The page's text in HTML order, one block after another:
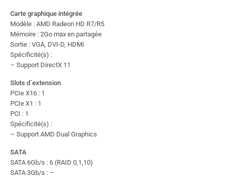
Carte graphique intégrée
Modèle : AMD Radeon HD R7/R5
Mémoire : 2Go max en partagée
Sortie : VGA, DVI-D, HDMI
Spécificité(s) :
– Support DirectX 11
Slots d´extension
PCIe X16 : 1
PCIe X1 : 1
PCI : 1
Spécificité(s) :
– Support AMD Dual Graphics
SATA
SATA 6Gb/s : 6 (RAID 0,1,10)
SATA 3Gb/s : –